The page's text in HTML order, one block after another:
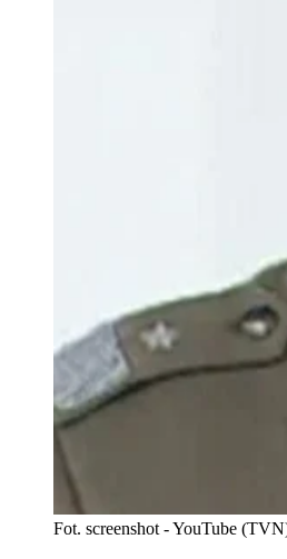
Fot. screenshot - YouTube